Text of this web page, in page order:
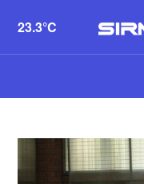
23.3°C